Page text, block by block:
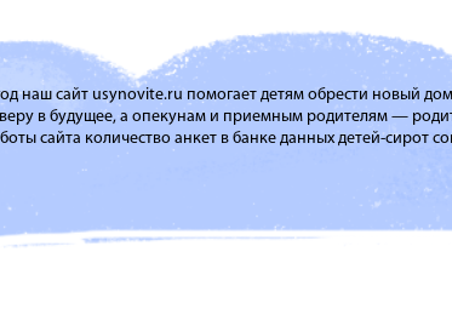
наш сайт usynovite.ru помогает детям обрести новый
в будущее, а опекунам и приемным родителям —
сайта количество анкет в банке данных детей-сирот